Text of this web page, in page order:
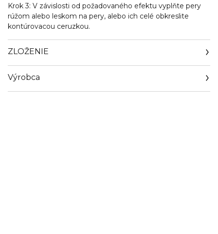
Krok 3: V závislosti od požadovaného efektu vyplňte pery
rúžom alebo leskom na pery, alebo ich celé obkreslite
kontúrovacou ceruzkou.
ZLOŽENIE
Výrobca